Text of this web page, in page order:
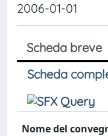
2006-01-01
Scheda breve
Scheda
Nome del